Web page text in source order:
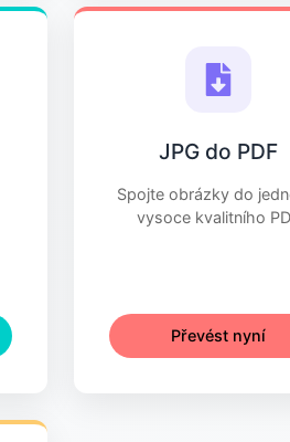
JPG do PDF
Spojte obrázky do
vysoce kvalitního
Převést nyní